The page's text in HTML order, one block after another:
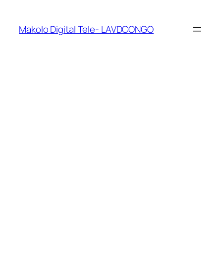
Makolo Digital Tele- LAVDCONGO